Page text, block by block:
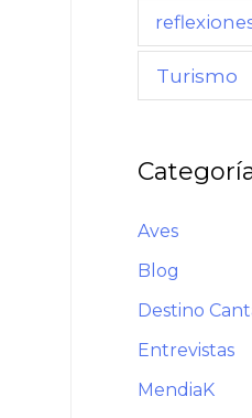
Turismo
Aves
Blog
Destino
Entrevistas
MendiaK